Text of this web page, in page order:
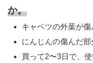
か。
キャベツの外葉が
にんじんの傷んだ
買って2〜3日で、